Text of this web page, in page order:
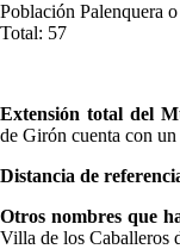
Población Palenquera
Total: 57
Extensión total del
de Girón cuenta con
Distancia de
Otros nombres que
Villa de los Caballeros